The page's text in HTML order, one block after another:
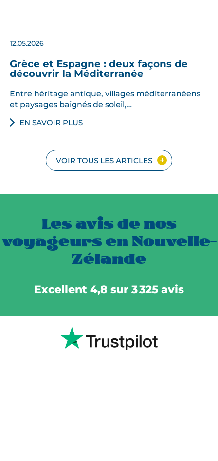
12.05.2026
Grèce et Espagne : deux façons de
découvrir la Méditerranée
Entre héritage antique, villages méditerranéens
et paysages baignés de soleil,…
EN SAVOIR PLUS
VOIR TOUS LES ARTICLES
Les avis de nos
voyageurs en Nouvelle-
Zélande
Excellent 4,8 sur 3 325 avis